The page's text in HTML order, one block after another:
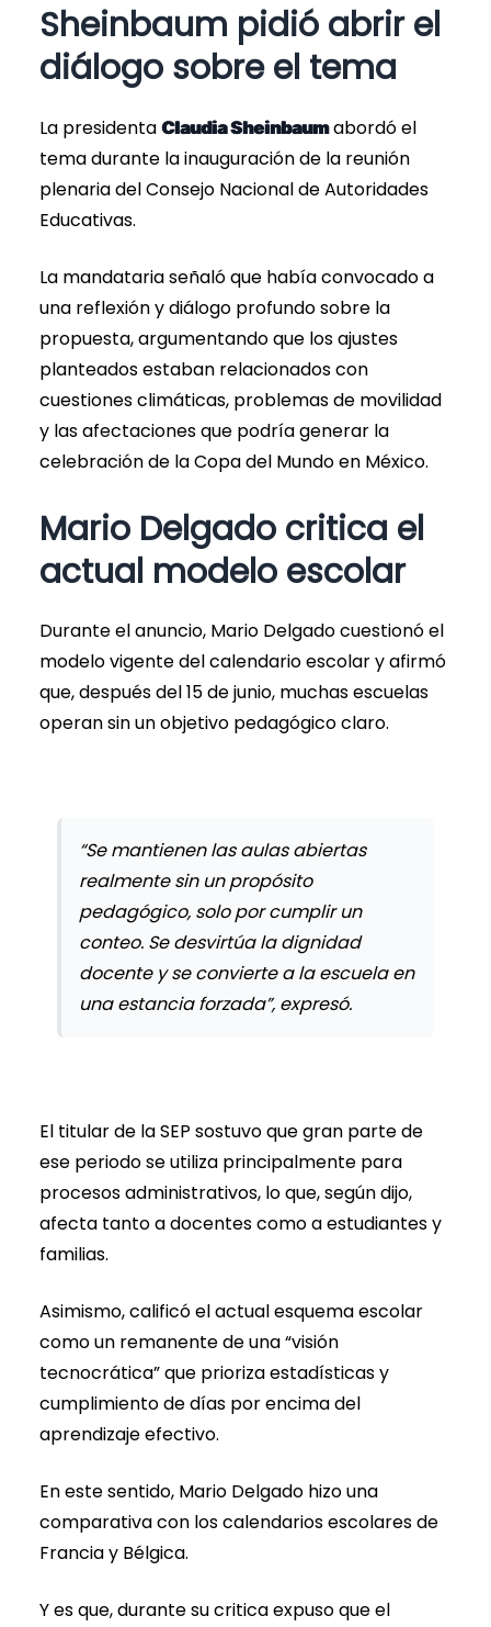
Sheinbaum pidió abrir el
diálogo sobre el tema
La presidenta Claudia Sheinbaumabordó el
tema durante la inauguración de la reunión
plenaria del Consejo Nacional de Autoridades
Educativas.
La mandataria señaló que había convocado a
una reflexión y diálogo profundo sobre la
propuesta, argumentando que los ajustes
planteados estaban relacionados con
cuestiones climáticas, problemas de movilidad
y las afectaciones que podría generar la
celebración de la Copa del Mundo en México.
Mario Delgado critica el
actual modelo escolar
Durante el anuncio, Mario Delgado cuestionó el
modelo vigente del calendario escolar y afirmó
que, después del 15 de junio, muchas escuelas
operan sin un objetivo pedagógico claro.
“Se mantienen las aulas abiertas
realmente sin un propósito
pedagógico, solo por cumplir un
conteo. Se desvirtúa la dignidad
docente y se convierte a la escuela en
una estancia forzada”, expresó.
El titular de la SEP sostuvo que gran parte de
ese periodo se utiliza principalmente para
procesos administrativos, lo que, según dijo,
afecta tanto a docentes como a estudiantes y
familias.
Asimismo, calificó el actual esquema escolar
como un remanente de una “visión
tecnocrática” que prioriza estadísticas y
cumplimiento de días por encima del
aprendizaje efectivo.
En este sentido, Mario Delgado hizo una
comparativa con los calendarios escolares de
Francia y Bélgica.
Y es que, durante su critica expuso que el